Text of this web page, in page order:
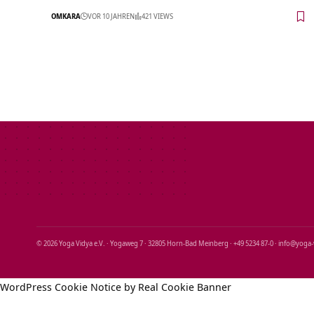
OMKARA VOR 10 JAHREN 421 VIEWS
© 2026 Yoga Vidya e.V. · Yogaweg 7 · 32805 Horn‑Bad Meinberg · +49 5234 87‑0 ·
WordPress Cookie Notice by Real Cookie Banner